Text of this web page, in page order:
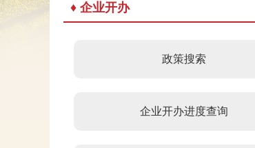
♦ 企业开办
政策搜索
企业开办进度查询